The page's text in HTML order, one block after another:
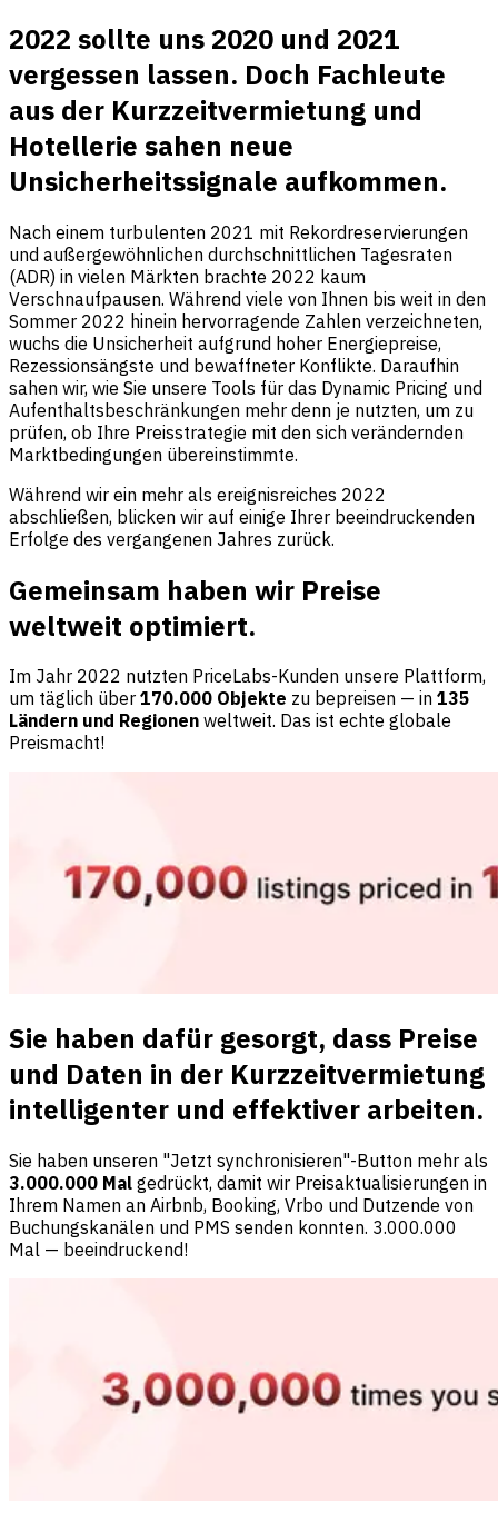
2022 sollte uns 2020 und 2021
vergessen lassen. Doch Fachleute
aus der Kurzzeitvermietung und
Hotellerie sahen neue
Unsicherheitssignale aufkommen.
Nach einem turbulenten 2021 mit Rekordreservierungen
und außergewöhnlichen durchschnittlichen Tagesraten
(ADR) in vielen Märkten brachte 2022 kaum
Verschnaufpausen. Während viele von Ihnen bis weit in den
Sommer 2022 hinein hervorragende Zahlen verzeichneten,
wuchs die Unsicherheit aufgrund hoher Energiepreise,
Rezessionsängste und bewaffneter Konflikte. Daraufhin
sahen wir, wie Sie unsere Tools für das Dynamic Pricing und
Aufenthaltsbeschränkungen mehr denn je nutzten, um zu
prüfen, ob Ihre Preisstrategie mit den sich verändernden
Marktbedingungen übereinstimmte.
Während wir ein mehr als ereignisreiches 2022
abschließen, blicken wir auf einige Ihrer beeindruckenden
Erfolge des vergangenen Jahres zurück.
Gemeinsam haben wir Preise
weltweit optimiert.
Im Jahr 2022 nutzten PriceLabs-Kunden unsere Plattform,
um täglich über 170.000 Objekte zu bepreisen — in 135
Ländern und Regionen weltweit. Das ist echte globale
Preismacht!
Sie haben dafür gesorgt, dass Preise
und Daten in der Kurzzeitvermietung
intelligenter und effektiver arbeiten.
Sie haben unseren "Jetzt synchronisieren"-Button mehr als
3.000.000 Mal gedrückt, damit wir Preisaktualisierungen in
Ihrem Namen an Airbnb, Booking, Vrbo und Dutzende von
Buchungskanälen und PMS senden konnten. 3.000.000
Mal — beeindruckend!